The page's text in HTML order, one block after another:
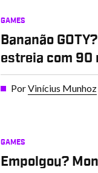
GAMES
Bananão
estreia com 90
PorVinícius Munhoz
GAMES
Empolgou?